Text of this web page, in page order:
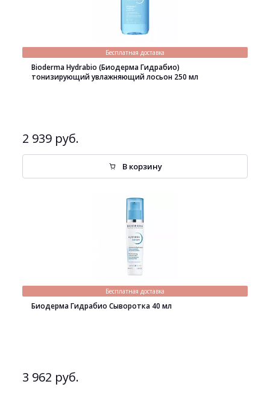
Бесплатная доставка
Bioderma Hydrabio (Биодерма Гидрабио)
тонизирующий увлажняющий лосьон 250 мл
2 939 руб.
В корзину
Бесплатная доставка
Биодерма Гидрабио Сыворотка 40 мл
3 962 руб.